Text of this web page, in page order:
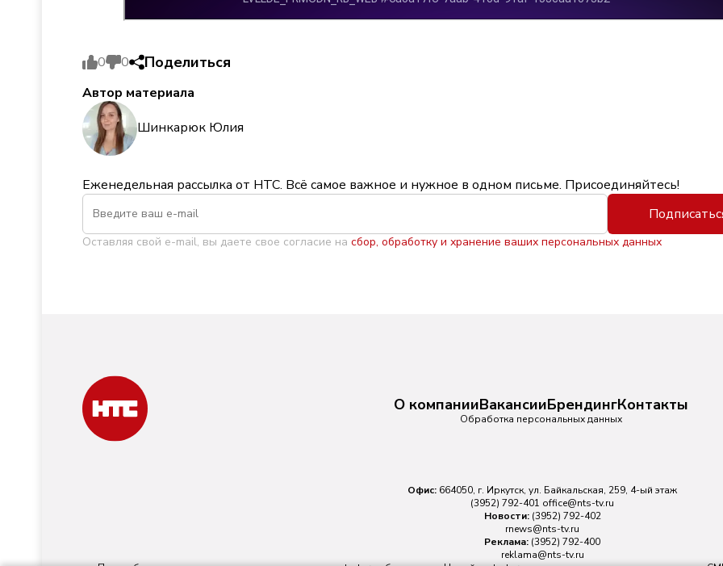
0 0 Поделиться
Автор материала
Шинкарюк Юлия
Еженедельная рассылка от НТС. Всё самое важное и нужное в одном письме. Присоединяйтесь!
Оставляя свой e-mail, вы даете свое согласие на сбор, обработку и хранение ваших персональных данных
О компанииВакансииБрендингКонтакты
Обработка персональных данных
Офис: 664050, г. Иркутск, ул. Байкальская, 259, 4-ый этаж
(3952) 792-401 office@nts-tv.ru
Новости: (3952) 792-402
rnews@nts-tv.ru
Реклама: (3952) 792-400
reklama@nts-tv.ru